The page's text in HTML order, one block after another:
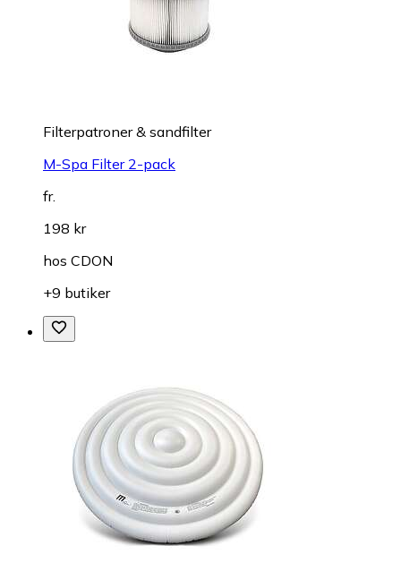
Filterpatroner & sandfilter
M-Spa Filter 2-pack
fr.
198 kr
hos CDON
+9 butiker